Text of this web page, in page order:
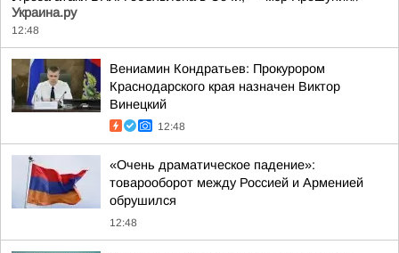
Украина.ру
12:48
Вениамин Кондратьев: Прокурором
Краснодарского края назначен Виктор
Винецкий
12:48
«Очень драматическое падение»:
товарооборот между Россией и Арменией
обрушился
12:48